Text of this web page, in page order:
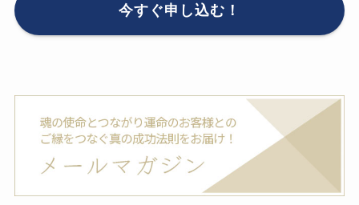
今すぐ申し込む！